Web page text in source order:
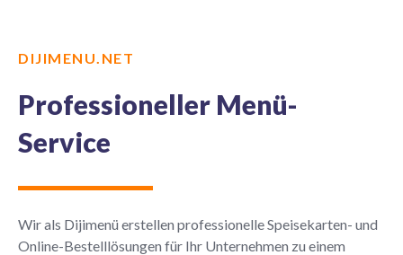
DIJIMENU.NET
Professioneller Menü-
Service
Wir als Dijimenü erstellen professionelle Speisekarten- und
Online-Bestelllösungen für Ihr Unternehmen zu einem